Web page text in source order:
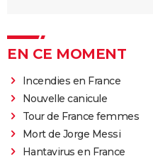
EN CE MOMENT
Incendies en France
Nouvelle canicule
Tour de France femmes
Mort de Jorge Messi
Hantavirus en France